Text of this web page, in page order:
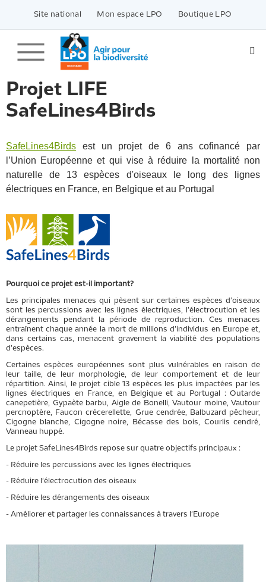
contenu
Site national Mon espace LPO Boutique LPO
Projet LIFE
SafeLines4Birds
SafeLines4Birds est un projet de 6 ans cofinancé par
l’Union Européenne et qui vise à réduire la mortalité non
naturelle de 13 espèces d'oiseaux le long des lignes
électriques en France, en Belgique et au Portugal
Pourquoi ce projet est-il important?
Les principales menaces qui pèsent sur certaines espèces d'oiseaux
sont les percussions avec les lignes électriques, l'électrocution et les
dérangements pendant la période de reproduction. Ces menaces
entraînent chaque année la mort de millions d'individus en Europe et,
dans certains cas, menacent gravement la viabilité des populations
d'espèces.
Certaines espèces européennes sont plus vulnérables en raison de
leur taille, de leur morphologie, de leur comportement et de leur
répartition. Ainsi, le projet cible 13 espèces les plus impactées par les
lignes électriques en France, en Belgique et au Portugal : Outarde
canepetière, Gypaète barbu, Aigle de Bonelli, Vautour moine, Vautour
percnoptère, Faucon crécerellette, Grue cendrée, Balbuzard pêcheur,
Cigogne blanche, Cigogne noire, Bécasse des bois, Courlis cendré,
Vanneau huppé.
Le projet SafeLines4Birds repose sur quatre objectifs principaux :
- Réduire les percussions avec les lignes électriques
- Réduire l'électrocution des oiseaux
- Réduire les dérangements des oiseaux
- Améliorer et partager les connaissances à travers l'Europe